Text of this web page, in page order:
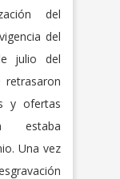
del
del
julio del
y ofertas
estaba
Una vez